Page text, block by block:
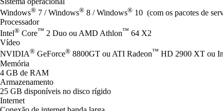
Windows® 7 / Windows® 8 / Windows® 10 (com os pacotes de
Processador
Intel® Core™ 2 Duo ou AMD Athlon™ 64 X2
Vídeo
NVIDIA® GeForce® 8800GT ou ATI Radeon™ HD 2900 XT ou
Memória
4 GB de RAM
Armazenamento
25 GB disponíveis no disco rígido
Internet